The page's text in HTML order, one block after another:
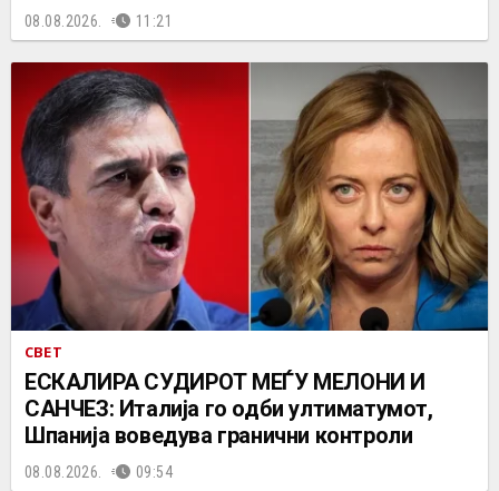
08.08.2026. 11:21
СВЕТ
ЕСКАЛИРА СУДИРОТ МЕЃУ МЕЛОНИ И
САНЧЕЗ: Италија го одби ултиматумот,
Шпанија воведува гранични контроли
08.08.2026. 09:54